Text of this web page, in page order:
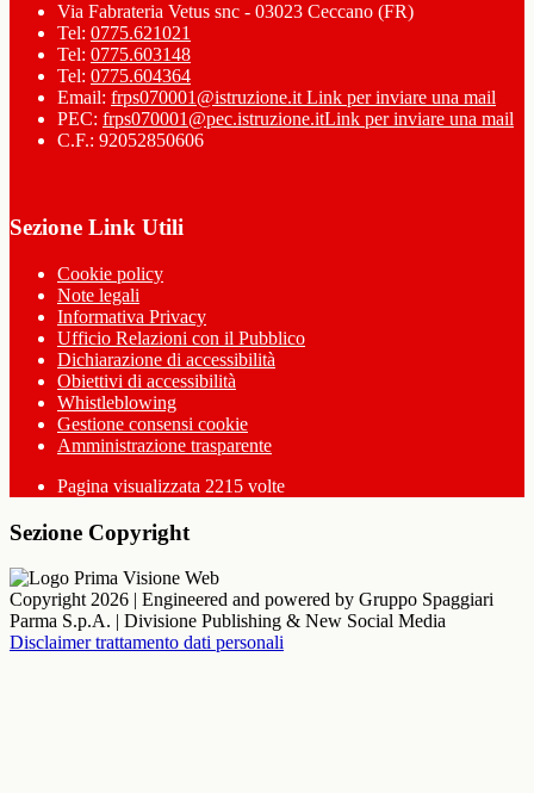
Via Fabrateria Vetus snc - 03023 Ceccano (FR)
Tel: 0775.621021
Tel: 0775.603148
Tel: 0775.604364
Email: frps070001@istruzione.it Link per inviare una mail
PEC: frps070001@pec.istruzione.itLink per inviare una mail
C.F.: 92052850606
Sezione Link Utili
Cookie policy
Note legali
Informativa Privacy
Ufficio Relazioni con il Pubblico
Dichiarazione di accessibilità
Obiettivi di accessibilità
Whistleblowing
Gestione consensi cookie
Amministrazione trasparente
Pagina visualizzata 2215 volte
Sezione Copyright
Copyright 2026 | Engineered and powered by Gruppo Spaggiari
Parma S.p.A. | Divisione Publishing & New Social Media
Disclaimer trattamento dati personali